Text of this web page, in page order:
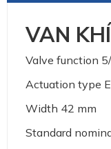
VAN
Valve function
Actuation type
Width 42 mm
Standard